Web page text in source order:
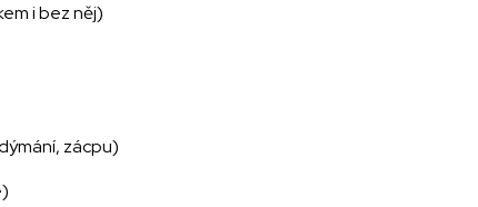
i bez něj)
zácpu)